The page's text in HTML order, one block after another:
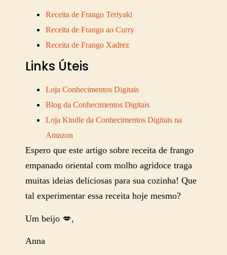
Receita de Frango Teriyaki
Receita de Frango ao Curry
Receita de Frango Xadrez
Links Úteis
Loja Conhecimentos Digitais
Blog da Conhecimentos Digitais
Loja Kindle da Conhecimentos Digitais na
Amazon
Espero que este artigo sobre receita de frango
empanado oriental com molho agridoce traga
muitas ideias deliciosas para sua cozinha! Que
tal experimentar essa receita hoje mesmo?
Um beijo 💋,
Anna